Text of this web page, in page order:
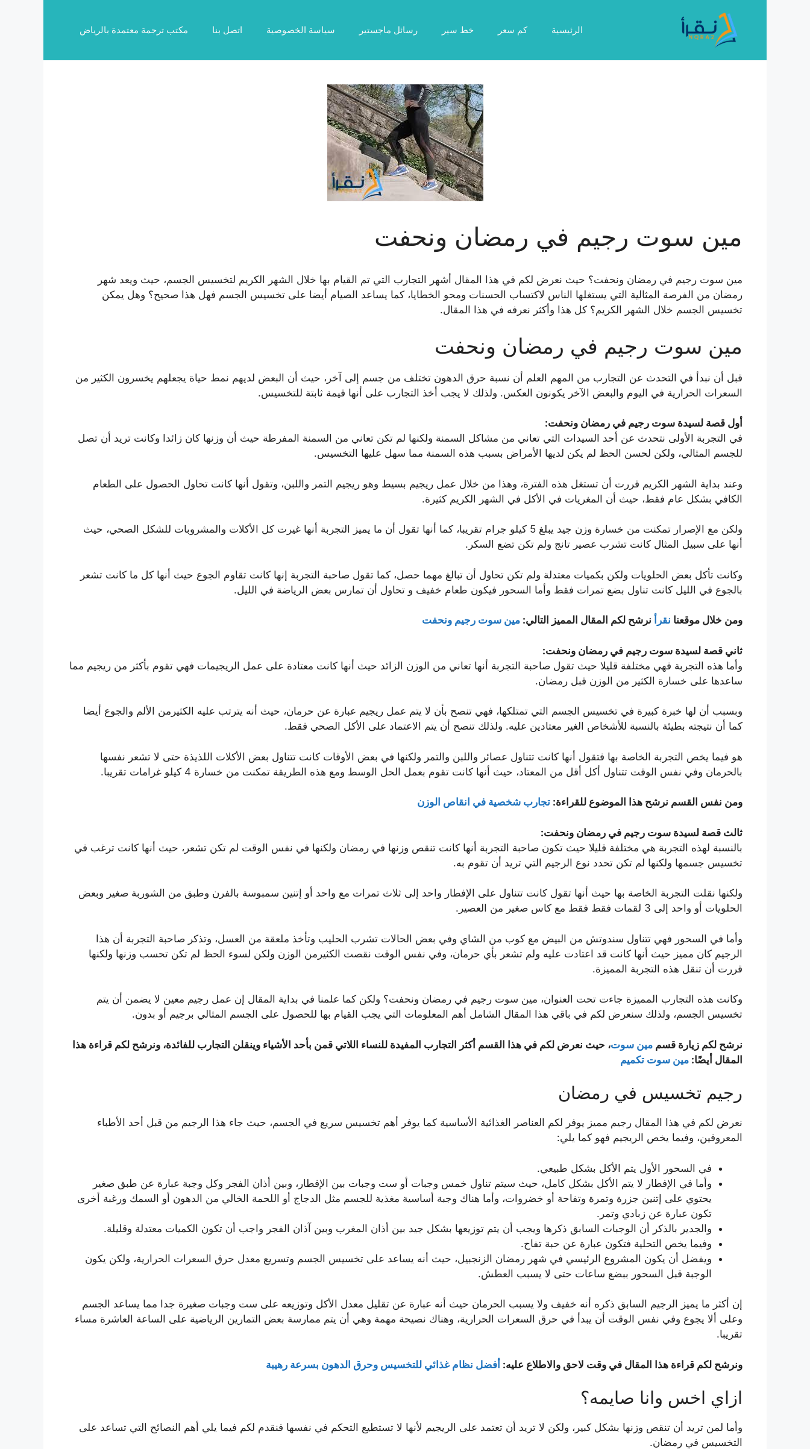
الرئيسية كم سعر خط سير رسائل ماجستير سياسة الخصوصية اتصل بنا مكتب ترجمة معتمدة بالرياض
مين سوت رجيم في رمضان ونحفت
مين سوت رجيم في رمضان ونحفت؟ حيث نعرض لكم في هذا المقال أشهر التجارب التي تم القيام بها خلال الشهر الكريم لتخسيس الجسم، حيث ويعد شهر
رمضان من الفرصة المثالية التي يستغلها الناس لاكتساب الحسنات ومحو الخطايا، كما يساعد الصيام أيضا على تخسيس الجسم فهل هذا صحيح؟ وهل يمكن
تخسيس الجسم خلال الشهر الكريم؟ كل هذا وأكثر نعرفه في هذا المقال.
مين سوت رجيم في رمضان ونحفت
قبل أن نبدأ في التحدث عن التجارب من المهم العلم أن نسبة حرق الدهون تختلف من جسم إلى آخر، حيث أن البعض لديهم نمط حياة يجعلهم يخسرون الكثير من
السعرات الحرارية في اليوم والبعض الآخر يكونون العكس. ولذلك لا يجب أخذ التجارب على أنها قيمة ثابتة للتخسيس.
أول قصة لسيدة سوت رجيم في رمضان ونحفت:
في التجربة الأولى نتحدث عن أحد السيدات التي تعاني من مشاكل السمنة ولكنها لم تكن تعاني من السمنة المفرطة حيث أن وزنها كان زائدا وكانت تريد أن تصل
للجسم المثالي، ولكن لحسن الحظ لم يكن لديها الأمراض بسبب هذه السمنة مما سهل عليها التخسيس.
وعند بداية الشهر الكريم قررت أن تستغل هذه الفترة، وهذا من خلال عمل ريجيم بسيط وهو ريجيم التمر واللبن، وتقول أنها كانت تحاول الحصول على الطعام
الكافي بشكل عام فقط، حيث أن المغريات في الأكل في الشهر الكريم كثيرة.
ولكن مع الإصرار تمكنت من خسارة وزن جيد يبلغ 5 كيلو جرام تقريبا، كما أنها تقول أن ما يميز التجربة أنها غيرت كل الأكلات والمشروبات للشكل الصحي، حيث
أنها على سبيل المثال كانت تشرب عصير تانج ولم تكن تضع السكر.
وكانت تأكل بعض الحلويات ولكن بكميات معتدلة ولم تكن تحاول أن تبالغ مهما حصل، كما تقول صاحبة التجربة إنها كانت تقاوم الجوع حيث أنها كل ما كانت تشعر
بالجوع في الليل كانت تناول بضع تمرات فقط وأما السحور فيكون طعام خفيف و تحاول أن تمارس بعض الرياضة في الليل.
ومن خلال موقعنا نقرأ نرشح لكم المقال المميز التالي: مين سوت رجيم ونحفت
ثاني قصة لسيدة سوت رجيم في رمضان ونحفت:
وأما هذه التجربة فهي مختلفة قليلا حيث تقول صاحبة التجربة أنها تعاني من الوزن الزائد حيث أنها كانت معتادة على عمل الريجيمات فهي تقوم بأكثر من ريجيم مما
ساعدها على خسارة الكثير من الوزن قبل رمضان.
وبسبب أن لها خبرة كبيرة في تخسيس الجسم التي تمتلكها، فهي تنصح بأن لا يتم عمل ريجيم عبارة عن حرمان، حيث أنه يترتب عليه الكثيرمن الألم والجوع أيضا
كما أن نتيجته بطيئة بالنسبة للأشخاص الغير معتادين عليه. ولذلك تنصح أن يتم الاعتماد على الأكل الصحي فقط.
هو فيما يخص التجربة الخاصة بها فتقول أنها كانت تتناول عصائر واللبن والتمر ولكنها في بعض الأوقات كانت تتناول بعض الأكلات اللذيذة حتى لا تشعر نفسها
بالحرمان وفي نفس الوقت تتناول أكل أقل من المعتاد، حيث أنها كانت تقوم بعمل الحل الوسط ومع هذه الطريقة تمكنت من خسارة 4 كيلو غرامات تقريبا.
ومن نفس القسم نرشح هذا الموضوع للقراءة: تجارب شخصية في انقاص الوزن
ثالث قصة لسيدة سوت رجيم في رمضان ونحفت:
بالنسبة لهذه التجربة هي مختلفة قليلا حيث تكون صاحبة التجربة أنها كانت تنقص وزنها في رمضان ولكنها في نفس الوقت لم تكن تشعر، حيث أنها كانت ترغب في
تخسيس جسمها ولكنها لم تكن تحدد نوع الرجيم التي تريد أن تقوم به.
ولكنها نقلت التجربة الخاصة بها حيث أنها تقول كانت تتناول على الإفطار واحد إلى ثلاث تمرات مع واحد أو إتنين سمبوسة بالفرن وطبق من الشوربة صغير وبعض
الحلويات أو واحد إلى 3 لقمات فقط فقط مع كاس صغير من العصير.
وأما في السحور فهي تتناول سندوتش من البيض مع كوب من الشاي وفي بعض الحالات تشرب الحليب وتأخذ ملعقة من العسل، وتذكر صاحبة التجربة أن هذا
الرجيم كان مميز حيث أنها كانت قد اعتادت عليه ولم تشعر بأي حرمان، وفي نفس الوقت نقصت الكثيرمن الوزن ولكن لسوء الحظ لم تكن تحسب وزنها ولكنها
قررت أن تنقل هذه التجربة المميزة.
وكانت هذه التجارب المميزة جاءت تحت العنوان، مين سوت رجيم في رمضان ونحفت؟ ولكن كما علمنا في بداية المقال إن عمل رجيم معين لا يضمن أن يتم
تخسيس الجسم، ولذلك سنعرض لكم في باقي هذا المقال الشامل أهم المعلومات التي يجب القيام بها للحصول على الجسم المثالي برجيم أو بدون.
نرشح لكم زيارة قسم مين سوت، حيث نعرض لكم في هذا القسم أكثر التجارب المفيدة للنساء اللاتي قمن بأحد الأشياء وينقلن التجارب للفائدة، ونرشح لكم قراءة هذا
المقال أيضًا: مين سوت تكميم
رجيم تخسيس في رمضان
نعرض لكم في هذا المقال رجيم مميز يوفر لكم العناصر الغذائية الأساسية كما يوفر أهم تخسيس سريع في الجسم، حيث جاء هذا الرجيم من قبل أحد الأطباء
المعروفين، وفيما يخص الريجيم فهو كما يلي:
في السحور الأول يتم الأكل بشكل طبيعي.
وأما في الإفطار لا يتم الأكل بشكل كامل، حيث سيتم تناول خمس وجبات أو ست وجبات بين الإفطار، وبين أذان الفجر وكل وجبة عبارة عن طبق صغير
يحتوي على إتنين جزرة وتمرة وتفاحة أو خضروات، وأما هناك وجبة أساسية مغذية للجسم مثل الدجاج أو اللحمة الخالي من الدهون أو السمك ورغبة أخرى
تكون عبارة عن زبادي وتمر.
والجدير بالذكر أن الوجبات السابق ذكرها ويجب أن يتم توزيعها بشكل جيد بين أذان المغرب وبين آذان الفجر واجب أن تكون الكميات معتدلة وقليلة.
وفيما يخص التحلية فتكون عبارة عن حبة تفاح.
ويفضل أن يكون المشروع الرئيسي في شهر رمضان الزنجبيل، حيث أنه يساعد على تخسيس الجسم وتسريع معدل حرق السعرات الحرارية، ولكن يكون
الوجبة قبل السحور ببضع ساعات حتى لا يسبب العطش.
إن أكثر ما يميز الرجيم السابق ذكره أنه خفيف ولا يسبب الحرمان حيث أنه عبارة عن تقليل معدل الأكل وتوزيعه على ست وجبات صغيرة جدا مما يساعد الجسم
وعلى ألا يجوع وفي نفس الوقت أن يبدأ في حرق السعرات الحرارية، وهناك نصيحة مهمة وهي أن يتم ممارسة بعض التمارين الرياضية على الساعة العاشرة مساء
تقريبا.
ونرشح لكم قراءة هذا المقال في وقت لاحق والاطلاع عليه: أفضل نظام غذائي للتخسيس وحرق الدهون بسرعة رهيبة
ازاي اخس وانا صايمه؟
وأما لمن تريد أن تنقص وزنها بشكل كبير، ولكن لا تريد أن تعتمد على الريجيم لأنها لا تستطيع التحكم في نفسها فنقدم لكم فيما يلي أهم النصائح التي تساعد على
التخسيس في رمضان.